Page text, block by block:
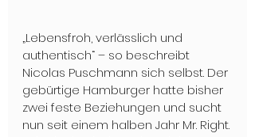
„Lebensfroh, verlässlich und
authentisch“ – so beschreibt
Nicolas Puschmann sich selbst. Der
gebürtige Hamburger hatte bisher
zwei feste Beziehungen und sucht
nun seit einem halben Jahr Mr. Right.